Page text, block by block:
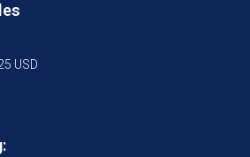
USD